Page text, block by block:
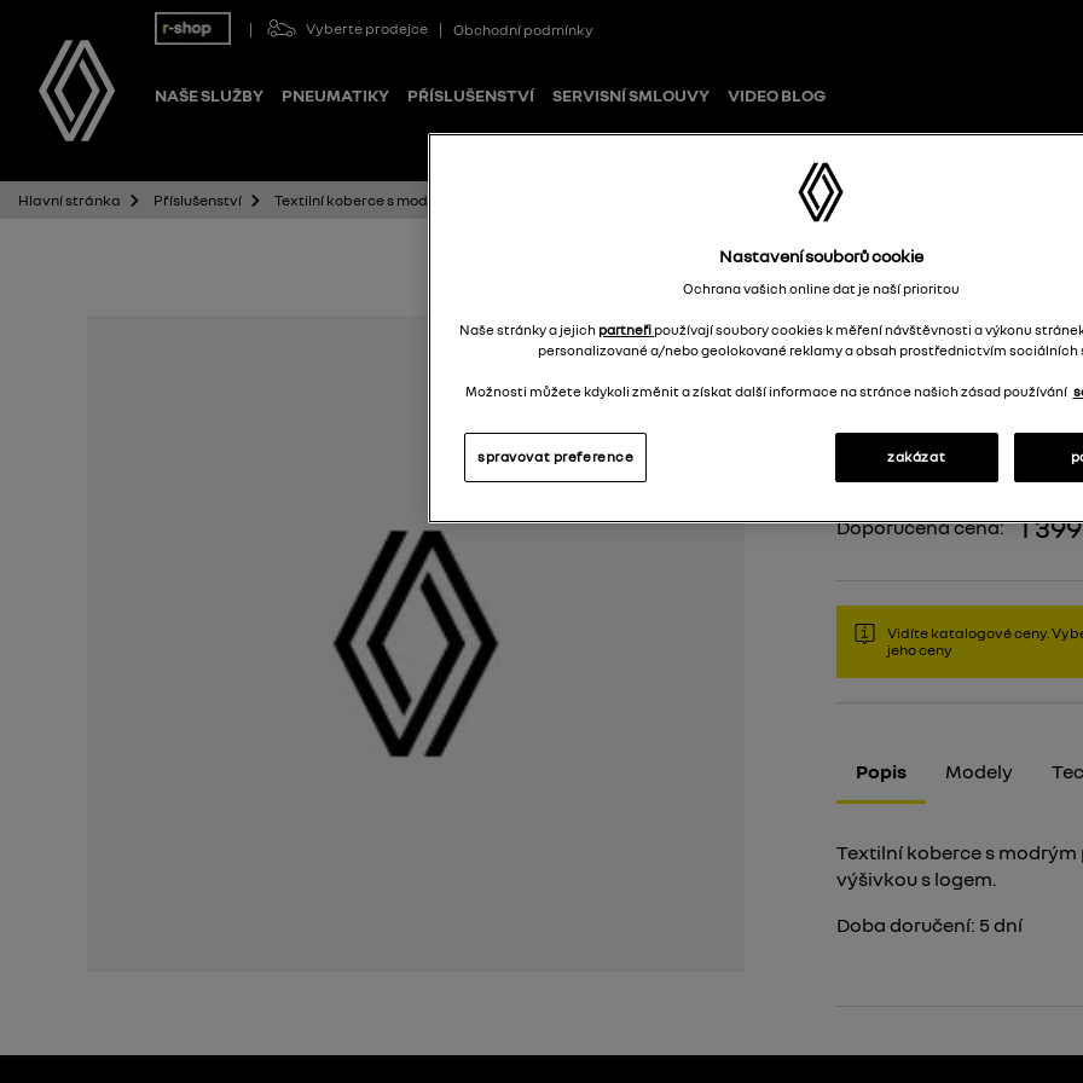
Vyberte prodejce Obchodní podmínky
NAŠE SLUŽBY PNEUMATIKY PŘÍSLUŠENSTVÍ SERVISNÍ SMLOUVY VIDEO BLOG
Hlavní stránka Příslušenství Textilní koberce s modrým prošíváním – sada 4 kusů – L1
Textilní
sada 4 kusů – L1
Doporučená cena: 1
Vidíte katalogové ceny.
jeho ceny
Popis Modely
Textilní koberce s
výšivkou s logem.
Doba doručení: 5 dní
Nastavení souborů cookie
Ochrana vašich online dat je naší prioritou
Naše stránky a jejich partneři používají soubory cookies k měření návštěvnosti a výkonu
personalizované a/nebo geolokované reklamy a obsah prostřednictvím sociálních
Možnosti můžete kdykoli změnit a získat další informace na stránce našich zásad používání
zakázat
spravovat preference